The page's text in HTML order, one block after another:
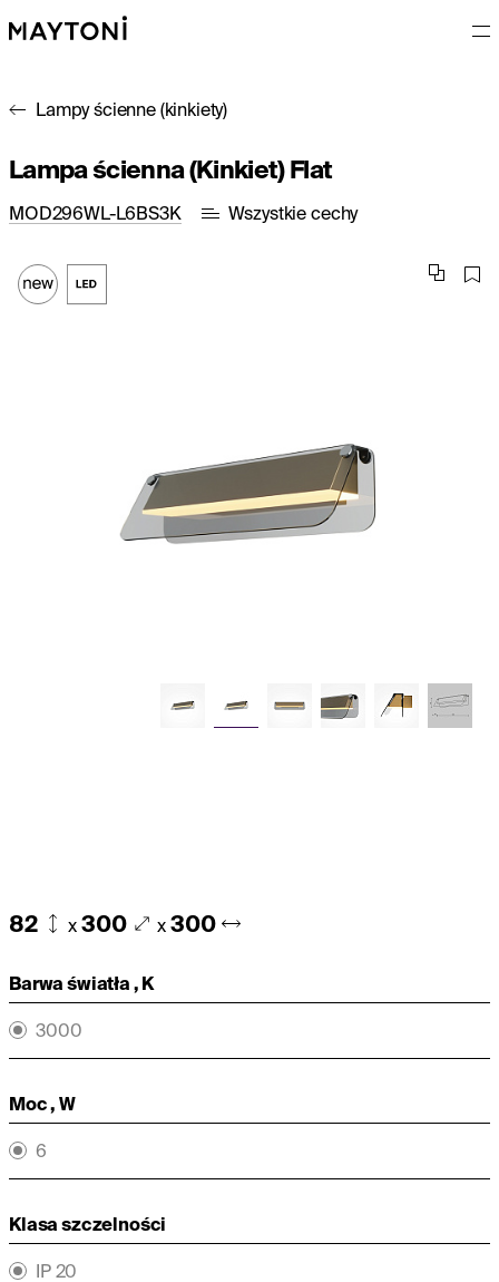
Lampy ścienne (kinkiety)
Lampa ścienna (Kinkiet) Flat
MOD296WL-L6BS3K Wszystkie cechy
82 x300 x 300
Barwa światła , K
3000
Moc , W
6
Klasa szczelności
IP 20